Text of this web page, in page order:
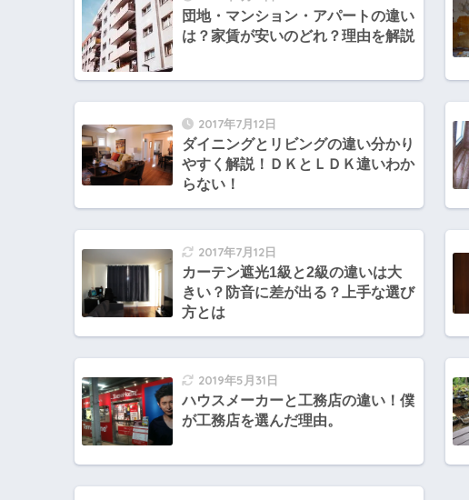
団地・マンション・アパートの違い
は？家賃が安いのどれ？理由を解説
2017年7月12日
ダイニングとリビングの違い分かり
やすく解説！ＤＫとＬＤＫ違いわか
らない！
2017年7月12日
カーテン遮光1級と2級の違いは大
きい？防音に差が出る？上手な選び
方とは
2019年5月31日
ハウスメーカーと工務店の違い！僕
が工務店を選んだ理由。